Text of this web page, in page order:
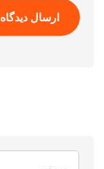
ارسال دیدگاه